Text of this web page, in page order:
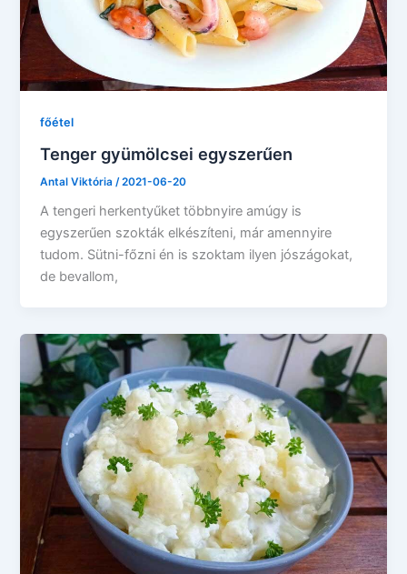
főétel
Tenger gyümölcsei egyszerűen
Antal Viktória /2021-06-20
A tengeri herkentyűket többnyire amúgy is
egyszerűen szokták elkészíteni, már amennyire
tudom. Sütni-főzni én is szoktam ilyen jószágokat,
de bevallom,